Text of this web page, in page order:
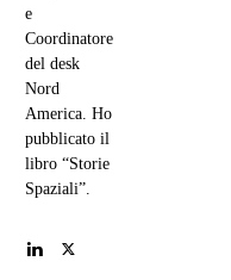
e
Coordinatore
del desk
Nord
America. Ho
pubblicato il
libro “Storie
Spaziali”.